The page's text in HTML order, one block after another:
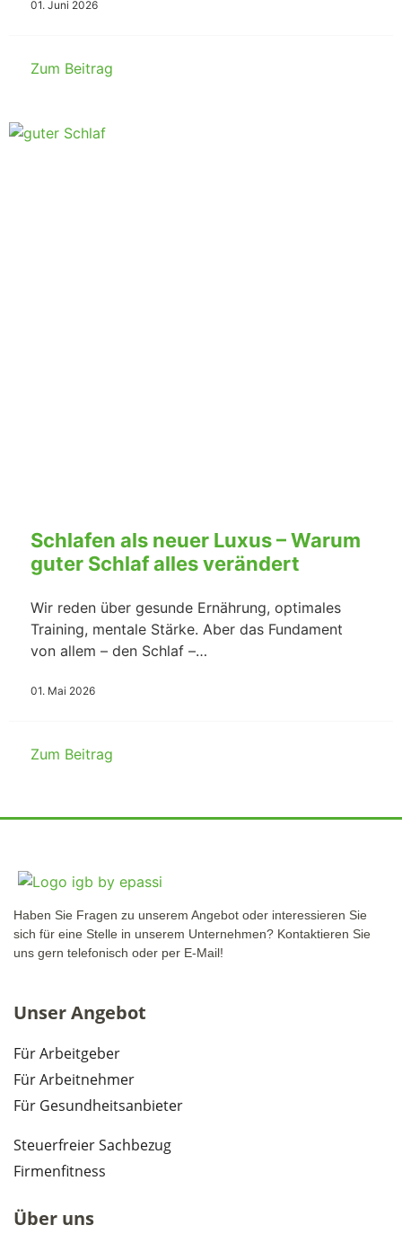
01. Juni 2026
Zum Beitrag
Schlafen als neuer Luxus – Warum
guter Schlaf alles verändert
Wir reden über gesunde Ernährung, optimales
Training, mentale Stärke. Aber das Fundament
von allem – den Schlaf –…
01. Mai 2026
Zum Beitrag
Haben Sie Fragen zu unserem Angebot oder interessieren Sie
sich für eine Stelle in unserem Unternehmen? Kontaktieren Sie
uns gern telefonisch oder per E-Mail!
Unser Angebot
Für Arbeitgeber
Für Arbeitnehmer
Für Gesundheitsanbieter
Steuerfreier Sachbezug
Firmenfitness
Über uns